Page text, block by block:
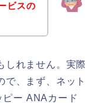
ビスの
しれません。実際
で、まず、ネット
ピー ANAカード